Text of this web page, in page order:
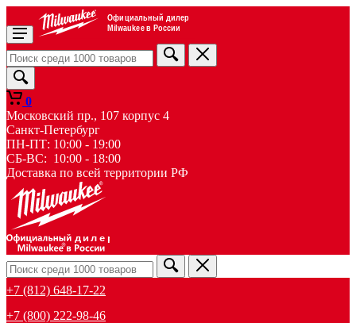
Официальный дилер
Milwaukee в России
0
Московский пр., 107 корпус 4
Санкт-Петербург
ПН-ПТ: 10:00 - 19:00
СБ-ВС: 10:00 - 18:00
Доставка по всей территории РФ
дилер
+7 (812) 648-17-22
+7 (800) 222-98-46